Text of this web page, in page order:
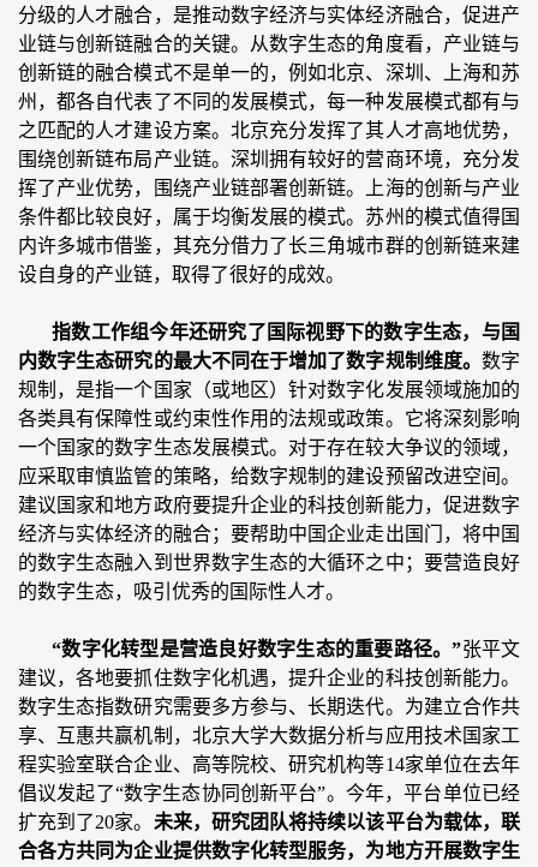
分级的人才融合，是推动数字经济与实体经济融合，促进产
业链与创新链融合的关键。从数字生态的角度看，产业链与
创新链的融合模式不是单一的，例如北京、深圳、上海和苏
州，都各自代表了不同的发展模式，每一种发展模式都有与
之匹配的人才建设方案。北京充分发挥了其人才高地优势，
围绕创新链布局产业链。深圳拥有较好的营商环境，充分发
挥了产业优势，围绕产业链部署创新链。上海的创新与产业
条件都比较良好，属于均衡发展的模式。苏州的模式值得国
内许多城市借鉴，其充分借力了长三角城市群的创新链来建
设自身的产业链，取得了很好的成效。
指数工作组今年还研究了国际视野下的数字生态，与国
内数字生态研究的最大不同在于增加了数字规制维度。 数字
规制，是指一个国家（或地区）针对数字化发展领域施加的
各类具有保障性或约束性作用的法规或政策。它将深刻影响
一个国家的数字生态发展模式。对于存在较大争议的领域，
应采取审慎监管的策略，给数字规制的建设预留改进空间。
建议国家和地方政府要提升企业的科技创新能力，促进数字
经济与实体经济的融合；要帮助中国企业走出国门，将中国
的数字生态融入到世界数字生态的大循环之中；要营造良好
的数字生态，吸引优秀的国际性人才。
“数字化转型是营造良好数字生态的重要路径。”张平文
建议，各地要抓住数字化机遇，提升企业的科技创新能力。
数字生态指数研究需要多方参与、长期迭代。为建立合作共
享、互惠共赢机制，北京大学大数据分析与应用技术国家工
程实验室联合企业、高等院校、研究机构等14家单位在去年
倡议发起了“数字生态协同创新平台”。今年，平台单位已经
扩充到了20家。 未来，研究团队将持续以该平台为载体，联
合各方共同为企业提供数字化转型服务，为地方开展数字生